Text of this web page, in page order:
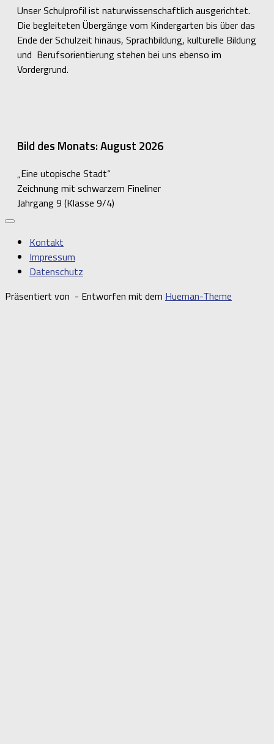
Unser Schulprofil ist naturwissenschaftlich ausgerichtet.
Die begleiteten Übergänge vom Kindergarten bis über das
Ende der Schulzeit hinaus, Sprachbildung, kulturelle Bildung
und Berufsorientierung stehen bei uns ebenso im
Vordergrund.
Bild des Monats: August 2026
„Eine utopische Stadt“
Zeichnung mit schwarzem Fineliner
Jahrgang 9 (Klasse 9/4)
Kontakt
Impressum
Datenschutz
Präsentiert von - Entworfen mit dem Hueman-Theme